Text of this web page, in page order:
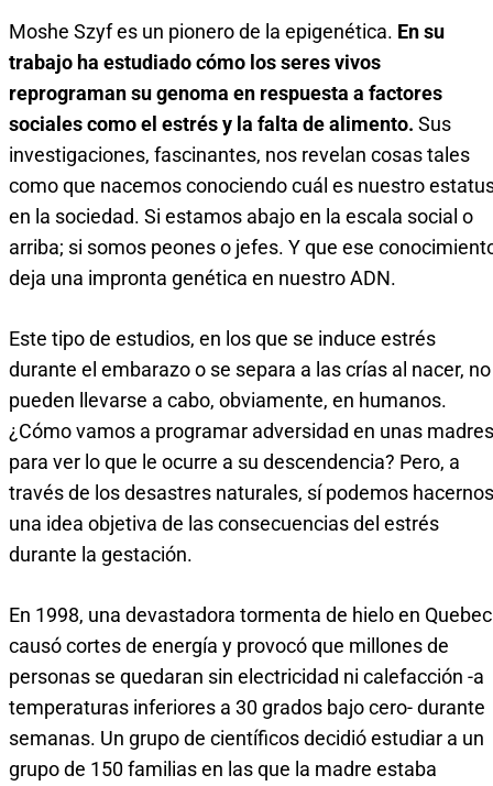
Moshe Szyf es un pionero de la epigenética. En su
trabajo ha estudiado cómo los seres vivos
reprograman su genoma en respuesta a factores
sociales como el estrés y la falta de alimento. Sus
investigaciones, fascinantes, nos revelan cosas tales
como que nacemos conociendo cuál es nuestro
en la sociedad. Si estamos abajo en la escala social o
arriba; si somos peones o jefes. Y que ese
deja una impronta genética en nuestro ADN.
Este tipo de estudios, en los que se induce estrés
durante el embarazo o se separa a las crías al nacer, no
pueden llevarse a cabo, obviamente, en humanos.
¿Cómo vamos a programar adversidad en unas madres
para ver lo que le ocurre a su descendencia? Pero, a
través de los desastres naturales, sí podemos hacernos
una idea objetiva de las consecuencias del estrés
durante la gestación.
En 1998, una devastadora tormenta de hielo en Quebec
causó cortes de energía y provocó que millones de
personas se quedaran sin electricidad ni calefacción -a
temperaturas inferiores a 30 grados bajo cero- durante
semanas. Un grupo de científicos decidió estudiar a un
grupo de 150 familias en las que la madre estaba